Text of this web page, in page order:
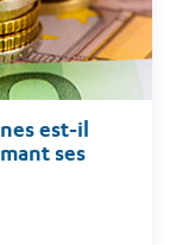
est-il
ses